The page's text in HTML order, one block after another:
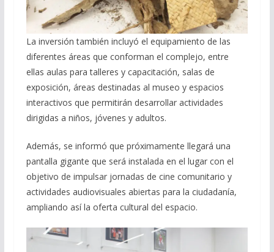
La inversión también incluyó el equipamiento de las
diferentes áreas que conforman el complejo, entre
ellas aulas para talleres y capacitación, salas de
exposición, áreas destinadas al museo y espacios
interactivos que permitirán desarrollar actividades
dirigidas a niños, jóvenes y adultos.
Además, se informó que próximamente llegará una
pantalla gigante que será instalada en el lugar con el
objetivo de impulsar jornadas de cine comunitario y
actividades audiovisuales abiertas para la ciudadanía,
ampliando así la oferta cultural del espacio.